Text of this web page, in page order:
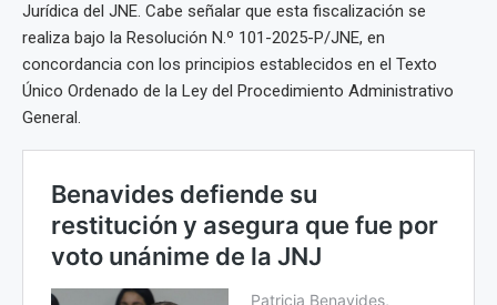
Jurídica del JNE. Cabe señalar que esta fiscalización se
realiza bajo la Resolución N.º 101-2025-P/JNE, en
concordancia con los principios establecidos en el Texto
Único Ordenado de la Ley del Procedimiento Administrativo
General.